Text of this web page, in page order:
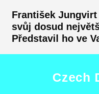
František
svůj dosud
Představil ho ve
Czech